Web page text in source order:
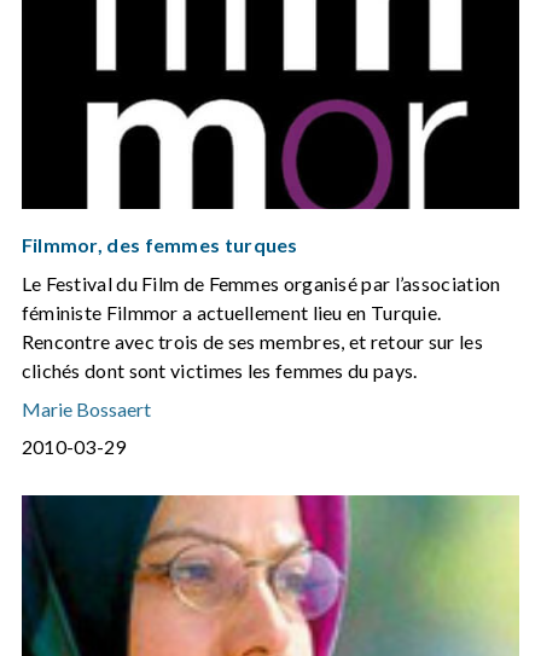
Filmmor, des femmes turques
Le Festival du Film de Femmes organisé par l’association
féministe Filmmor a actuellement lieu en Turquie.
Rencontre avec trois de ses membres, et retour sur les
clichés dont sont victimes les femmes du pays.
Marie Bossaert
2010-03-29